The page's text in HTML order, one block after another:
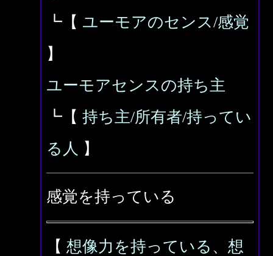
┗【 ユーモアのセンス/感覚
】
ユーモアセンスの持ち主
┗【 持ち主/所有者/持ってい
る人 】
感覚を持っている
【 想像力を持っている、想